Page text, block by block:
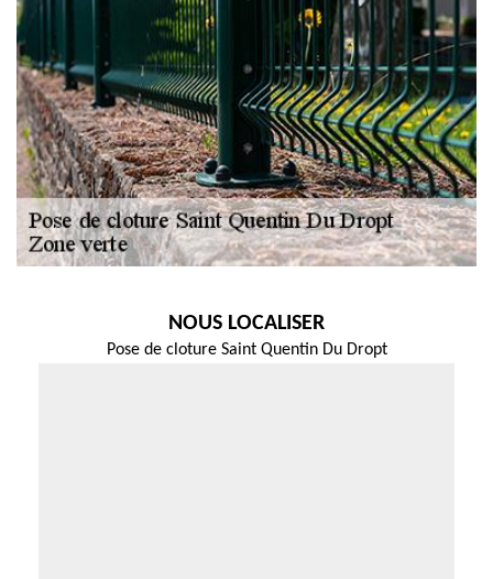
NOUS LOCALISER
Pose de cloture Saint Quentin Du Dropt